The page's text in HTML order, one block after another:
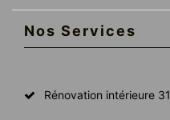
Nos Services
Rénovation intérieure 31